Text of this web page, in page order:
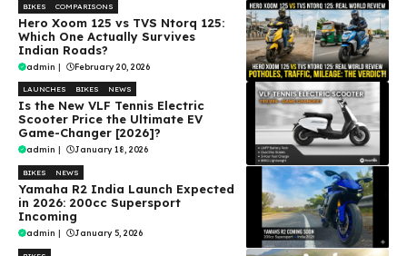
BIKES COMPARISONS
Hero Xoom 125 vs TVS Ntorq 125:
Which One Actually Survives
Indian Roads?
admin | February 20, 2026
LAUNCHES BIKES NEWS
Is the New VLF Tennis Electric
Scooter Price the Ultimate EV
Game-Changer [2026]?
admin | January 18, 2026
BIKES NEWS
Yamaha R2 India Launch Expected
in 2026: 200cc Supersport
Incoming
admin | January 5, 2026